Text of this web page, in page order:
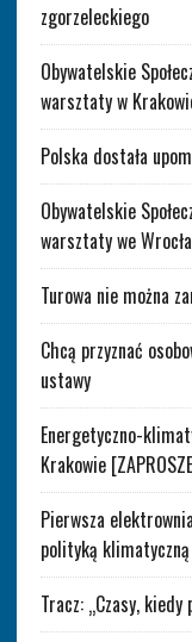
zgorzeleckiego
Obywatelskie
warsztaty w
Polska dostała
Obywatelskie
warsztaty we
Turowa nie można
Chcą przyznać
ustawy
Energetyczno-
Krakowie
Pierwsza
polityką klimatyczną
Tracz: „Czasy,